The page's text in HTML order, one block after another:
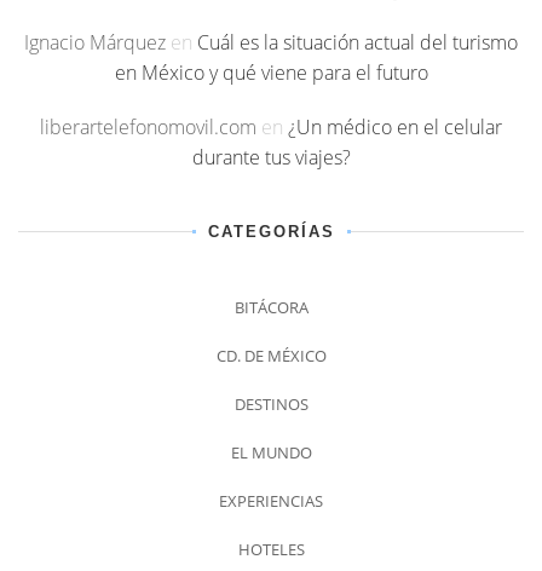
Ignacio Márquez en Cuál es la situación actual del turismo
en México y qué viene para el futuro
liberartelefonomovil.com en ¿Un médico en el celular
durante tus viajes?
CATEGORÍAS
BITÁCORA
CD. DE MÉXICO
DESTINOS
EL MUNDO
EXPERIENCIAS
HOTELES